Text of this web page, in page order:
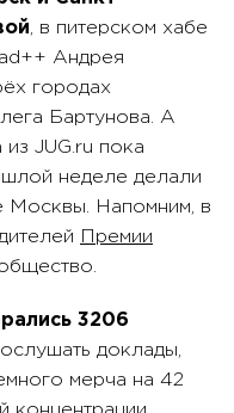
, в питерском хабе
Андрея
городах
Бартунова. А
JUG.ru пока
неделе делали
Москвы. Напомним, в
Премии
3206
доклады,
мерча на 42